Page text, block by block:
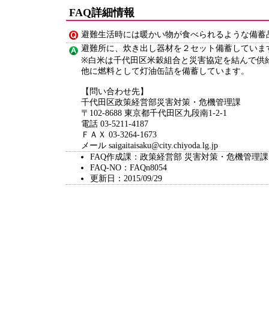
FAQ詳細情報
避難生活時には暖かい物が食べられるような備蓄
避難所に、炊き出し器材を２セット備蓄していま
※白米は千代田区米穀組合と災害協定を結んで供
他に燃料として灯油缶詰を備蓄しています。
【問い合わせ先】
千代田区政策経営部災害対策・危機管理課
〒102-8688 東京都千代田区九段南1-2-1
電話 03-5211-4187
ＦＡＸ 03-3264-1673
メール saigaitaisaku@city.chiyoda.lg.jp
FAQ作成課：政策経営部 災害対策・危機管理課
FAQ-NO：FAQn8054
更新日：2015/09/29